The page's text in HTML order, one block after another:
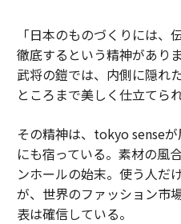
「日本のものづくりには
徹底するという精神があり
武将の鎧では、内側に隠れ
ところまで美しく仕立てら
その精神は、tokyo sense
にも宿っている。素材の風
ンホールの始末。使う人だ
が、世界のファッション市
表は確信している。